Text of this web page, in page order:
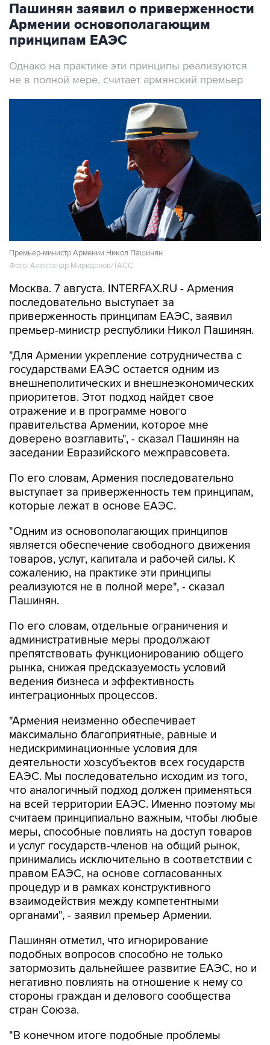
Пашинян заявил о приверженности
Армении основополагающим
принципам ЕАЭС
Однако на практике эти принципы реализуются
не в полной мере, считает армянский премьер
Премьер-министр Армении Никол Пашинян
Фото: Александр Миридонов/ТАСС
Москва. 7 августа. INTERFAX.RU - Армения
последовательно выступает за
приверженность принципам ЕАЭС, заявил
премьер-министр республики Никол Пашинян.
"Для Армении укрепление сотрудничества с
государствами ЕАЭС остается одним из
внешнеполитических и внешнеэкономических
приоритетов. Этот подход найдет свое
отражение и в программе нового
правительства Армении, которое мне
доверено возглавить", - сказал Пашинян на
заседании Евразийского межправсовета.
По его словам, Армения последовательно
выступает за приверженность тем принципам,
которые лежат в основе ЕАЭС.
"Одним из основополагающих принципов
является обеспечение свободного движения
товаров, услуг, капитала и рабочей силы. К
сожалению, на практике эти принципы
реализуются не в полной мере", - сказал
Пашинян.
По его словам, отдельные ограничения и
административные меры продолжают
препятствовать функционированию общего
рынка, снижая предсказуемость условий
ведения бизнеса и эффективность
интеграционных процессов.
"Армения неизменно обеспечивает
максимально благоприятные, равные и
недискриминационные условия для
деятельности хозсубъектов всех государств
ЕАЭС. Мы последовательно исходим из того,
что аналогичный подход должен применяться
на всей территории ЕАЭС. Именно поэтому мы
считаем принципиально важным, чтобы любые
меры, способные повлиять на доступ товаров
и услуг государств-членов на общий рынок,
принимались исключительно в соответствии с
правом ЕАЭС, на основе согласованных
процедур и в рамках конструктивного
взаимодействия между компетентными
органами", - заявил премьер Армении.
Пашинян отметил, что игнорирование
подобных вопросов способно не только
затормозить дальнейшее развитие ЕАЭС, но и
негативно повлиять на отношение к нему со
стороны граждан и делового сообщества
стран Союза.
"В конечном итоге подобные проблемы